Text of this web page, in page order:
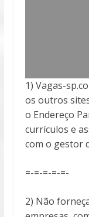
1) Vagas-
os outros
o Endereço
currículos e
com o gestor
=-=-=-=-=-
2) Não